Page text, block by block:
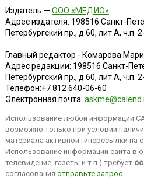
Издатель — ООО «МЕДИО»
Адрес издателя: 198516 Санкт-
Петербургский пр., д.60, лит.А, ч.п.
Главный редактор - Комарова
Адрес редакции: 198516 Санкт-
Петербургский пр., д.60, лит.А, ч.п.
Телефон:+7 812 640-06-60
Электронная почта:
Использование любой информации
возможно только при условии
материала активной гиперссылки на
Использование информации сайта в
телевидение, газеты и т.п.) требует
согласования отправьте запрос.